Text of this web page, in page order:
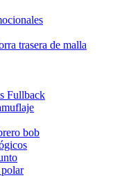
trasera de malla
Fullback
bob